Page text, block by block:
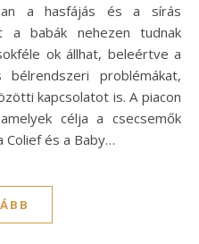
a hasfájás és a sírás
a babák nehezen tudnak
ok állhat, beleértve a
problémákat,
kapcsolatot is. A piacon
célja a csecsemők
Colief és a Baby…